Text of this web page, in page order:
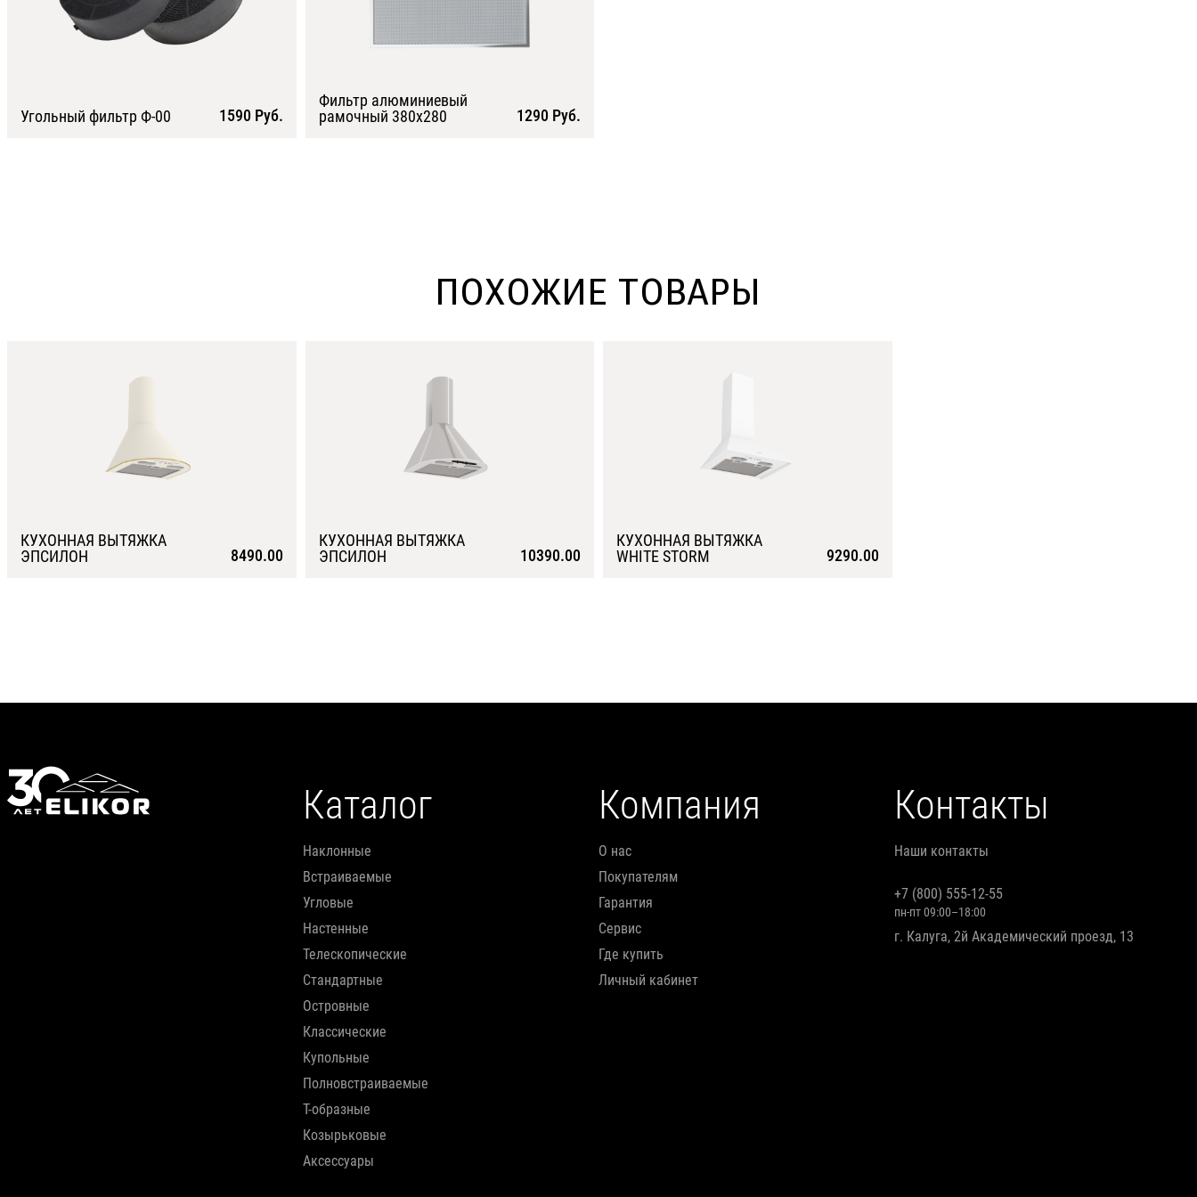
Угольный фильтр Ф-00 1590 Руб.
Фильтр алюминиевый
рамочный 380х280
1290 Руб.
ПОХОЖИЕ ТОВАРЫ
КУХОННАЯ ВЫТЯЖКА
ЭПСИЛОН
8490.00
КУХОННАЯ ВЫТЯЖКА
ЭПСИЛОН
10390.00
КУХОННАЯ ВЫТЯЖКА
WHITE STORM
9290.00
Каталог
наклонные
встраиваемые
угловые
настенные
телескопические
стандартные
островные
классические
купольные
полновстраиваемые
т-образные
козырьковые
аксессуары
Компания
О нас
Покупателям
Гарантия
Сервис
Где купить
Личный кабинет
Контакты
Наши контакты
+7 (800) 555-12-55
пн-пт 09:00–18:00
г. Калуга, 2й Академический проезд, 13